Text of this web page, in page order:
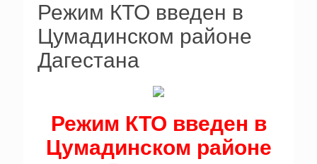
Режим КТО введен в
Цумадинском районе
Дагестана
Режим КТО введен в
Цумадинском районе